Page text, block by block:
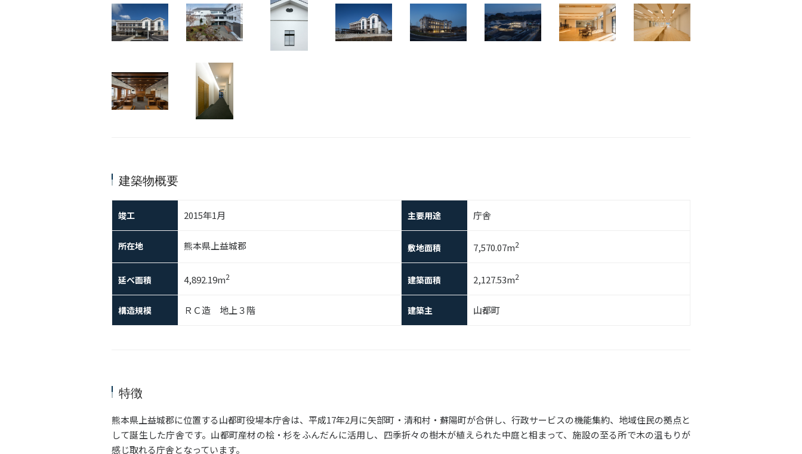
建築物概要
竣工 2015年1月 主要用途 庁舎
所在地 熊本県上益城郡 敷地面積 7,570.07m2
延べ面積 4,892.19m2 建築面積 2,127.53m2
構造規模 ＲＣ造 地上３階 建築主 山都町
特徴
熊本県上益城郡に位置する山都町役場本庁舎は、平成17年2月に矢部町・清和村・蘇陽町が合併し、行政サービスの機能集約、地域住民の拠点と
して誕生した庁舎です。山都町産材の桧・杉をふんだんに活用し、四季折々の樹木が植えられた中庭と相まって、施設の至る所で木の温もりが
感じ取れる庁舎となっています。